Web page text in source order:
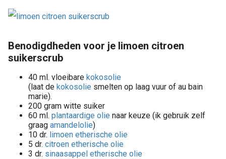
Benodigdheden voor je limoen citroen
suikerscrub
40 ml. vloeibare kokosolie
(laat de kokosolie smelten op laag vuur of au bain
marie).
200 gram witte suiker
60 ml. plantaardige olie naar keuze (ik gebruik zelf
graag amandelolie)
10 dr. limoen etherische olie
5 dr. citroen etherische olie
3 dr. sinaasappel etherische olie